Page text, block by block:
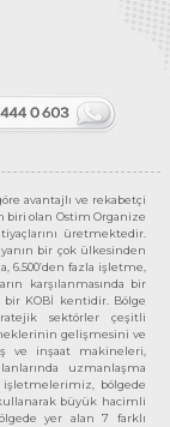
avantajlı ve rekabetçi
biri olan Ostim Organize
üretmektedir.
bir çok ülkesinden
6.500’den fazla işletme,
karşılanmasında bir
KOBİ kentidir. Bölge
sektörler çeşitli
gelişmesini ve
ve inşaat makineleri,
uzmanlaşma
işletmelerimiz, bölgede
kullanarak büyük hacimli
yer alan 7 farklı